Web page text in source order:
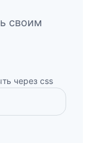
своим
через css